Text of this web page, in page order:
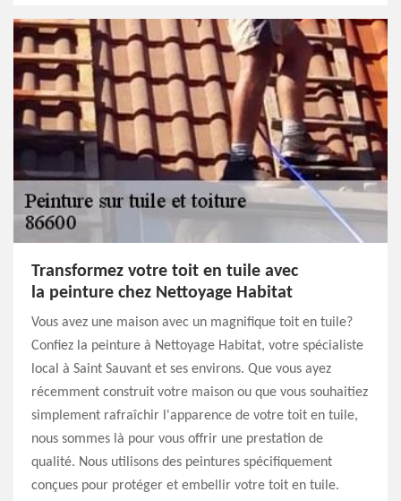
Transformez votre toit en tuile avec
la peinture chez Nettoyage Habitat
Vous avez une maison avec un magnifique toit en tuile?
Confiez la peinture à Nettoyage Habitat, votre spécialiste
local à Saint Sauvant et ses environs. Que vous ayez
récemment construit votre maison ou que vous souhaitiez
simplement rafraîchir l'apparence de votre toit en tuile,
nous sommes là pour vous offrir une prestation de
qualité. Nous utilisons des peintures spécifiquement
conçues pour protéger et embellir votre toit en tuile.